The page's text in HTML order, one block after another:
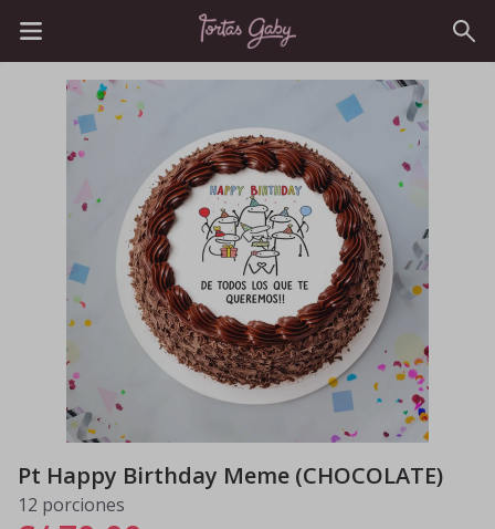
Pt Happy Birthday Meme (CHOCOLATE)
12 porciones